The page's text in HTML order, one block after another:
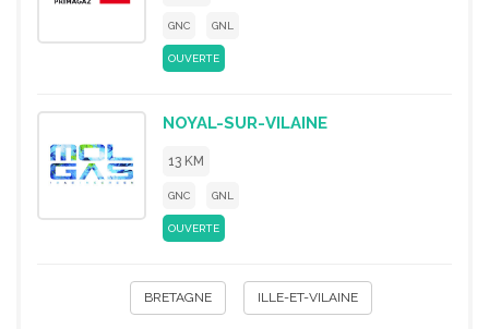
GNC GNL
OUVERTE
NOYAL-SUR-VILAINE
13 KM
GNC GNL
OUVERTE
BRETAGNE ILLE-ET-VILAINE